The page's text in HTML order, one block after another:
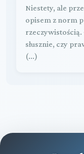
Niestety, ale
opisem z norm
rzeczywistością.
słusznie, czy
(...)